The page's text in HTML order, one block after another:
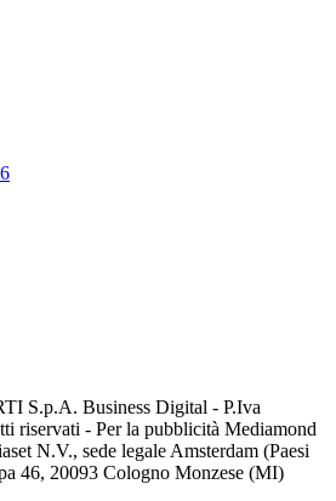
S.p.A. Business Digital - P.Iva
riservati - Per la pubblicità Mediamond
N.V., sede legale Amsterdam (Paesi
46, 20093 Cologno Monzese (MI)